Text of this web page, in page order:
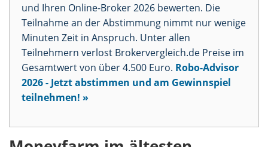
und Ihren Online-Broker 2026 bewerten. Die
Teilnahme an der Abstimmung nimmt nur wenige
Minuten Zeit in Anspruch. Unter allen
Teilnehmern verlost Brokervergleich.de Preise im
Gesamtwert von über 4.500 Euro. Robo-Advisor
2026 - Jetzt abstimmen und am Gewinnspiel
teilnehmen! »